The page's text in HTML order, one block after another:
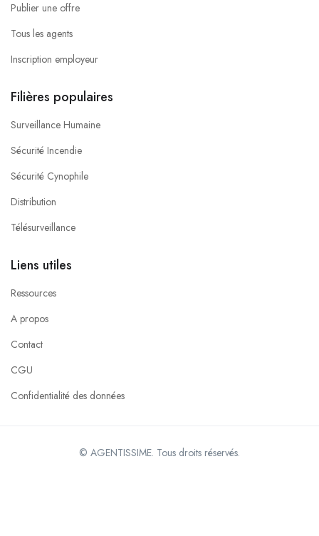
Publier une offre
Tous les agents
Inscription employeur
Filières populaires
Surveillance Humaine
Sécurité Incendie
Sécurité Cynophile
Distribution
Télésurveillance
Liens utiles
Ressources
A propos
Contact
CGU
Confidentialité des données
© AGENTISSIME. Tous droits réservés.